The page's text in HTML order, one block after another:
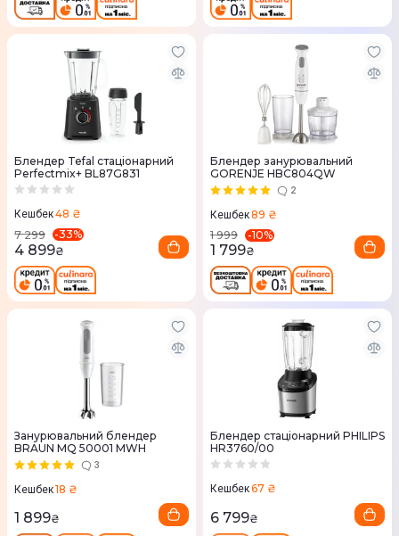
Блендер Tefal стаціонарний
Perfectmix+ BL87G831
Кешбек48 ₴
7 299
-33%
4 899₴
Блендер занурювальний
GORENJE HBC804QW
2
Кешбек89 ₴
1 999
-10%
1 799₴
Занурювальний блендер
BRAUN MQ 50001 MWH
3
Кешбек18 ₴
1 899₴
Блендер стаціонарний PHILIPS
HR3760/00
Кешбек67 ₴
6 799₴